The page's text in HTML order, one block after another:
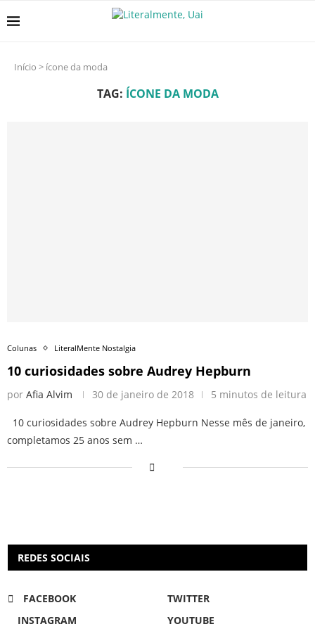
Início > ícone da moda
TAG: ÍCONE DA MODA
Colunas LiteralMente Nostalgia
10 curiosidades sobre Audrey Hepburn
por Afia Alvim 30 de janeiro de 2018 5 minutos de leitura
10 curiosidades sobre Audrey Hepburn Nesse mês de janeiro,
completamos 25 anos sem …
REDES SOCIAIS
FACEBOOK
TWITTER
INSTAGRAM
YOUTUBE